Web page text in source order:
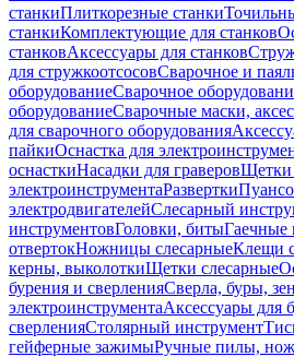
станкиПлиткорезные станки
станкиКомплектующие для станков
станковАксессуары для станков
для стружкоотсосовСварочное и
оборудованиеСварочное
оборудованиеСварочные маски,
для сварочного оборудования
пайкиОснастка для
оснасткиНасадки для граверовЩетки
электроинструментаРазвертки
электродвигателейСлесарный
инструментовГоловки, битыГаечные
отвертокНожницы слесарныеКлещи
керны, выколоткиЩетки слесарные
бурения и сверленияСверла, буры,
электроинструментаАксессуары для
сверленияСтолярный инструмент
гейферные зажимыРучные пилы,